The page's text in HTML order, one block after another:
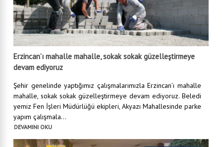
Erzincan’ı mahalle mahalle, sokak sokak güzelleştirmeye
devam ediyoruz
Şehir genelinde yaptığımız çalışmalarımızla Erzincan’ı mahalle
mahalle, sokak sokak güzelleştirmeye devam ediyoruz. Beledi
yemiz Fen İşleri Müdürlüğü ekipleri, Akyazı Mahallesinde parke
yapım çalışmala...
DEVAMINI OKU